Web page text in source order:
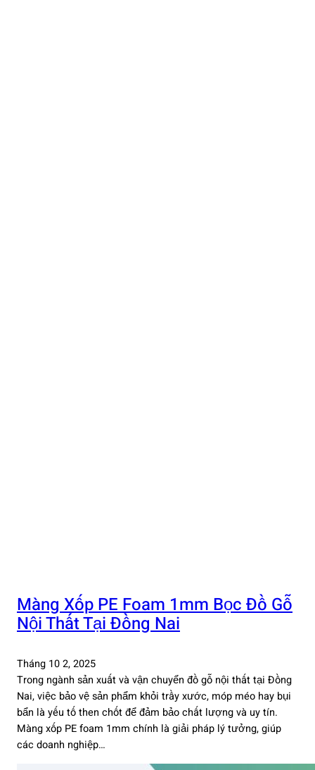
Màng Xốp PE Foam 1mm Bọc Đồ Gỗ
Nội Thất Tại Đồng Nai
Tháng 10 2, 2025
Trong ngành sản xuất và vận chuyển đồ gỗ nội thất tại Đồng
Nai, việc bảo vệ sản phẩm khỏi trầy xước, móp méo hay bụi
bẩn là yếu tố then chốt để đảm bảo chất lượng và uy tín.
Màng xốp PE foam 1mm chính là giải pháp lý tưởng, giúp
các doanh nghiệp…